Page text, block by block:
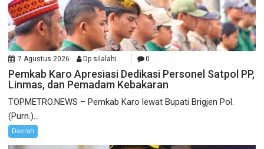
7 Agustus 2026 Dp silalahi 0
Pemkab Karo Apresiasi Dedikasi Personel Satpol PP,
Linmas, dan Pemadam Kebakaran
TOPMETRO.NEWS – Pemkab Karo lewat Bupati Brigjen Pol.
(Purn.)...
Daerah